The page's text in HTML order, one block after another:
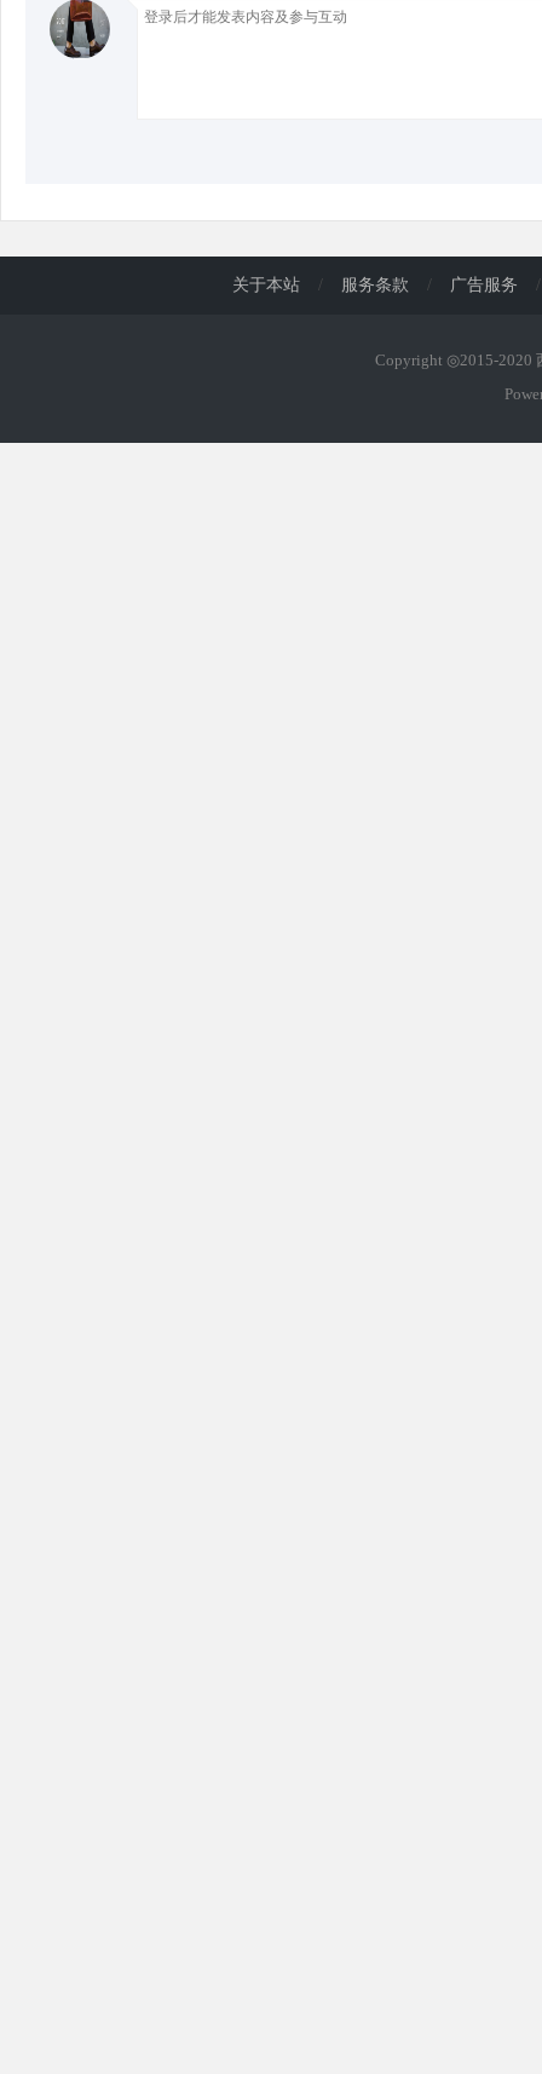
关于本站 / 服务条款 / 广告服务 /
Copyright ◎2015-2020